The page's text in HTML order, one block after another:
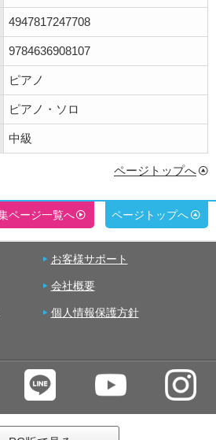
4947817247708
9784636908107
ピアノ
ピアノ・ソロ
中級
ページトップへ
ページ一覧へ ページトップへ
お客様サポート
会社概要
個人情報保護方針